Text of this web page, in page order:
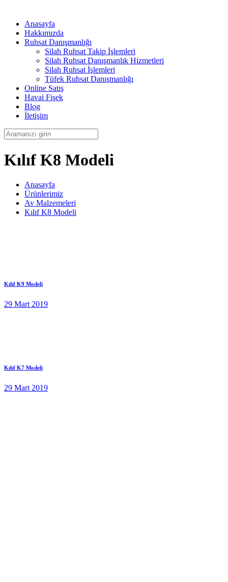
Anasayfa
Hakkımızda
Ruhsat Danışmanlığı
Silah Ruhsat Takip İşlemleri
Silah Ruhsat Danışmanlık Hizmetleri
Silah Ruhsat İşlemleri
Tüfek Ruhsat Danışmanlığı
Online Satış
Havai Fişek
Blog
İletişim
Kılıf K8 Modeli
Anasayfa
Ürünlerimiz
Av Malzemeleri
Kılıf K8 Modeli
Kılıf K9 Modeli
29 Mart 2019
Kılıf K7 Modeli
29 Mart 2019